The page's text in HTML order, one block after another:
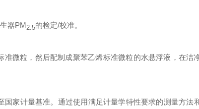
器PM2.5的检定/校准。
微粒，然后配制成聚苯乙烯标准微粒的水悬浮液，在洁
国家计量基准。 通过使用满足计量学特性要求的测量方法